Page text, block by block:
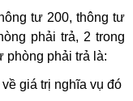
tư 200, thông tư
phải trả, 2 trong
phòng phải trả là:
giá trị nghĩa vụ đó